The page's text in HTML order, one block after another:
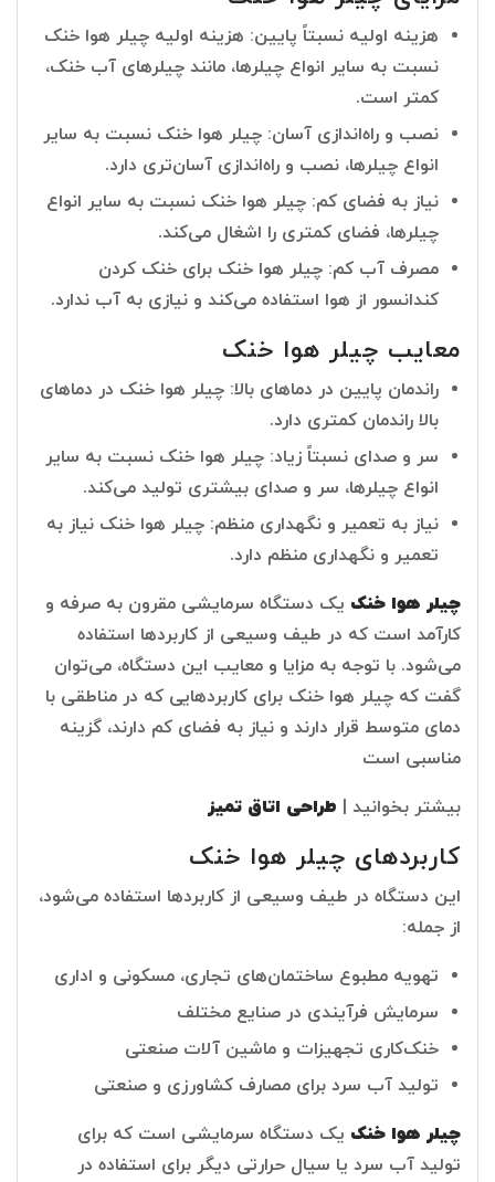
هزینه اولیه نسبتاً پایین: هزینه اولیه چیلر هوا خنک
نسبت به سایر انواع چیلرها، مانند چیلرهای آب خنک،
کمتر است.
نصب و راه‌اندازی آسان: چیلر هوا خنک نسبت به سایر
انواع چیلرها، نصب و راه‌اندازی آسان‌تری دارد.
نیاز به فضای کم: چیلر هوا خنک نسبت به سایر انواع
چیلرها، فضای کمتری را اشغال می‌کند.
مصرف آب کم: چیلر هوا خنک برای خنک کردن
کندانسور از هوا استفاده می‌کند و نیازی به آب ندارد.
معایب چیلر هوا خنک
راندمان پایین در دماهای بالا: چیلر هوا خنک در دماهای
بالا راندمان کمتری دارد.
سر و صدای نسبتاً زیاد: چیلر هوا خنک نسبت به سایر
انواع چیلرها، سر و صدای بیشتری تولید می‌کند.
نیاز به تعمیر و نگهداری منظم: چیلر هوا خنک نیاز به
تعمیر و نگهداری منظم دارد.
چیلر هوا خنک یک دستگاه سرمایشی مقرون به صرفه و
کارآمد است که در طیف وسیعی از کاربردها استفاده
می‌شود. با توجه به مزایا و معایب این دستگاه، می‌توان
گفت که چیلر هوا خنک برای کاربردهایی که در مناطقی با
دمای متوسط قرار دارند و نیاز به فضای کم دارند، گزینه
مناسبی است
بیشتر بخوانید | طراحی اتاق تمیز
کاربردهای چیلر هوا خنک
این دستگاه در طیف وسیعی از کاربردها استفاده می‌شود،
از جمله:
تهویه مطبوع ساختمان‌های تجاری، مسکونی و اداری
سرمایش فرآیندی در صنایع مختلف
خنک‌کاری تجهیزات و ماشین آلات صنعتی
تولید آب سرد برای مصارف کشاورزی و صنعتی
چیلر هوا خنک یک دستگاه سرمایشی است که برای
تولید آب سرد یا سیال حرارتی دیگر برای استفاده در